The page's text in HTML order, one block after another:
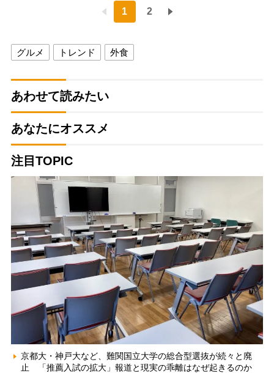
1 2
グルメ トレンド 外食
あわせて読みたい
あなたにオススメ
注目TOPIC
京都大・神戸大など、難関国立大学の総合型選抜が続々と廃
止 「推薦入試の拡大」報道と現実の乖離はなぜ起きるのか